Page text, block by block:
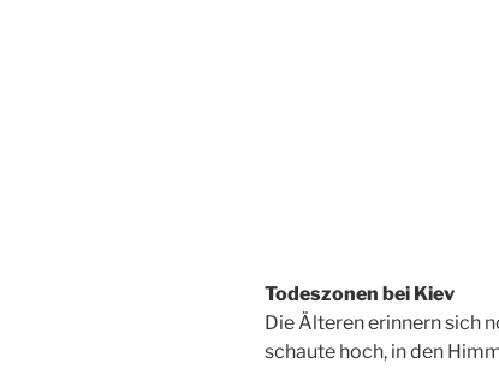
Todeszonen bei Kiev
Die Älteren erinnern sich
schaute hoch, in den